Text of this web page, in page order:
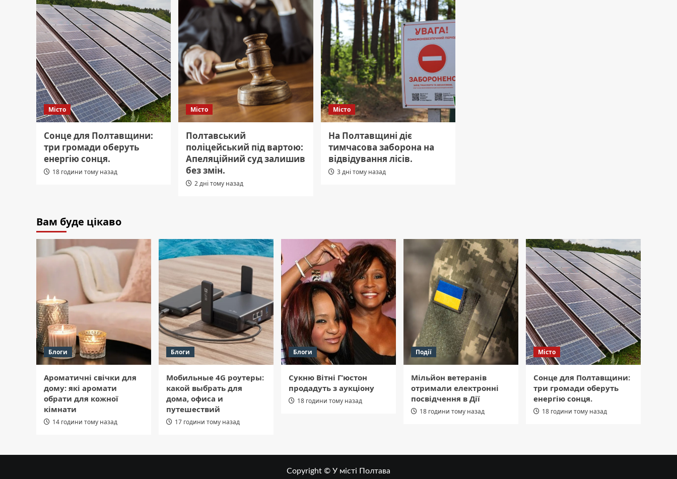
Місто
Сонце для Полтавщини:
три громади оберуть
енергію сонця.
18 години тому назад
Місто
Полтавський
поліцейський під вартою:
Апеляційний суд залишив
без змін.
2 дні тому назад
Місто
На Полтавщині діє
тимчасова заборона на
відвідування лісів.
3 дні тому назад
Вам буде цікаво
Блоги
Ароматичні свічки для
дому: які аромати
обрати для кожної
кімнати
14 години тому назад
Блоги
Мобильные 4G роутеры:
какой выбрать для
дома, офиса и
путешествий
17 години тому назад
Блоги
Сукню Вітні Г’юстон
продадуть з аукціону
18 години тому назад
Події
Мільйон ветеранів
отримали електронні
посвідчення в Дії
18 години тому назад
Місто
Сонце для Полтавщини:
три громади оберуть
енергію сонця.
18 години тому назад
Copyright © У місті Полтава